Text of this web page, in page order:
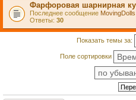
Фарфоровая шарнирная
Последнее сообщение MovingDolls
Ответы: 30
Показать темы за:
Поле сортировки